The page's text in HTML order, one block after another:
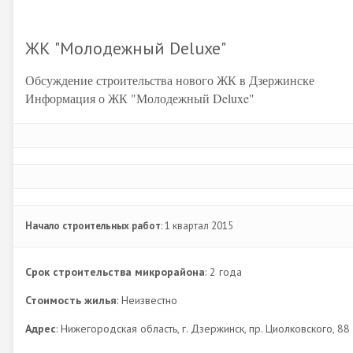
ЖК "Молодежный Deluxe"
Обсуждение строительства нового ЖК в Дзержинске
Информация о ЖК "Молодежный Deluxe"
Начало строительных работ: 1 квартал 2015
Срок строительства микрорайона: 2 года
Стоимость жилья: Неизвестно
Адрес: Нижегородская область, г. Дзержинск, пр. Циолковского, 88